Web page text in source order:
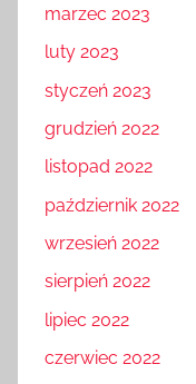
marzec 2023
luty 2023
styczeń 2023
grudzień 2022
listopad 2022
październik 2022
wrzesień 2022
sierpień 2022
lipiec 2022
czerwiec 2022